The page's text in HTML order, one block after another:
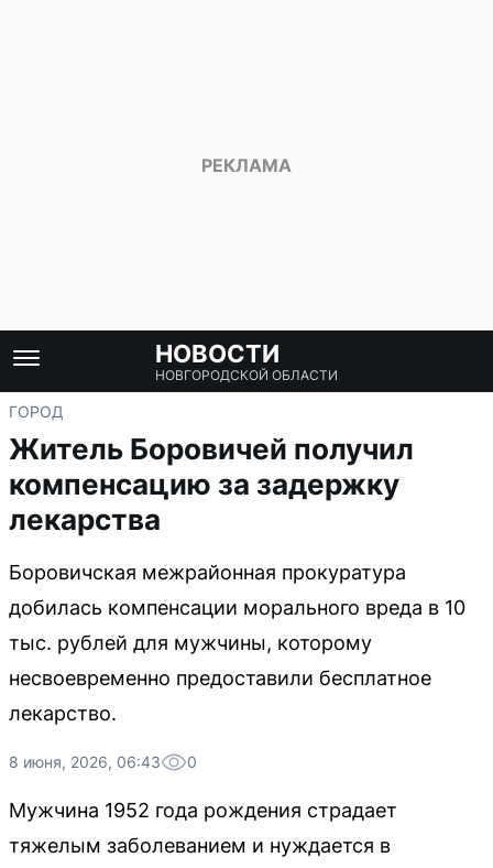
НОВОСТИ
НОВГОРОДСКОЙ ОБЛАСТИ
ГОРОД
Житель Боровичей получил
компенсацию за задержку
лекарства
Боровичская межрайонная прокуратура
добилась компенсации морального вреда в 10
тыс. рублей для мужчины, которому
несвоевременно предоставили бесплатное
лекарство.
8 июня, 2026, 06:43 0
Мужчина 1952 года рождения страдает
тяжелым заболеванием и нуждается в